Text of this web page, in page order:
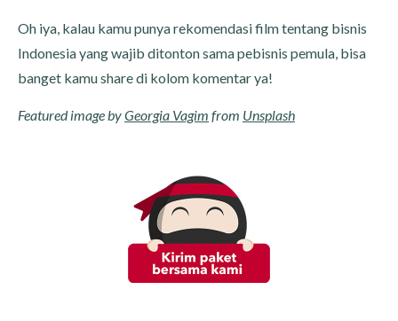
Oh iya, kalau kamu punya rekomendasi film tentang bisnis
Indonesia yang wajib ditonton sama pebisnis pemula, bisa
banget kamu share di kolom komentar ya!
Featured image byGeorgia Vagim from Unsplash